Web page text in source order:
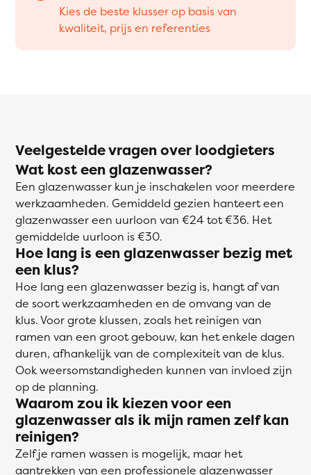
Kies de beste klusser op basis van
kwaliteit, prijs en referenties
Veelgestelde vragen over loodgieters
Wat kost een glazenwasser?
Een glazenwasser kun je inschakelen voor meerdere
werkzaamheden. Gemiddeld gezien hanteert een
glazenwasser een uurloon van €24 tot €36. Het
gemiddelde uurloon is €30.
Hoe lang is een glazenwasser bezig met
een klus?
Hoe lang een glazenwasser bezig is, hangt af van
de soort werkzaamheden en de omvang van de
klus. Voor grote klussen, zoals het reinigen van
ramen van een groot gebouw, kan het enkele dagen
duren, afhankelijk van de complexiteit van de klus.
Ook weersomstandigheden kunnen van invloed zijn
op de planning.
Waarom zou ik kiezen voor een
glazenwasser als ik mijn ramen zelf kan
reinigen?
Zelf je ramen wassen is mogelijk, maar het
aantrekken van een professionele glazenwasser